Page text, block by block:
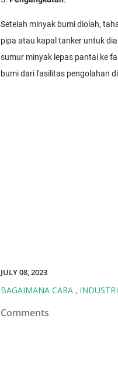
Setelah minyak bumi diolah,
pipa atau kapal tanker untuk
sumur minyak lepas pantai ke
bumi dari fasilitas pengolahan
JULY 08, 2023
BAGAIMANA CARA INDUSTRI
Comments